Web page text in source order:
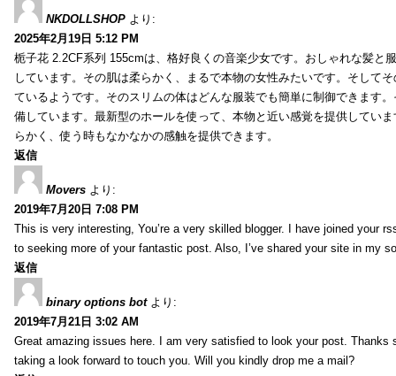
NKDOLLSHOP より:
2025年2月19日 5:12 PM
栀子花 2.2CF系列 155cmは、格好良くの音楽少女です。おしゃれな髪と
しています。その肌は柔らかく、まるで本物の女性みたいです。そして
ているようです。そのスリムの体はどんな服装でも簡単に制御できます
備しています。最新型のホールを使って、本物と近い感覚を提供してい
らかく、使う時もなかなかの感触を提供できます。
返信
Movers より:
2019年7月20日 7:08 PM
This is very interesting, You’re a very skilled blogger. I have joined your
to seeking more of your fantastic post. Also, I’ve shared your site in my
返信
binary options bot より:
2019年7月21日 3:02 AM
Great amazing issues here. I am very satisfied to look your post. Thanks
taking a look forward to touch you. Will you kindly drop me a mail?